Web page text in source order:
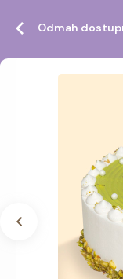
Odmah